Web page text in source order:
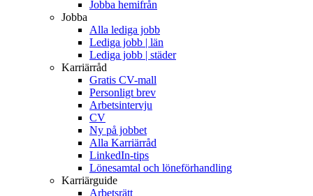
Jobba hemifrån
Jobba
Alla lediga jobb
Lediga jobb | län
Lediga jobb | städer
Karriärråd
Gratis CV-mall
Personligt brev
Arbetsintervju
CV
Ny på jobbet
Alla Karriärråd
LinkedIn-tips
Lönesamtal och löneförhandling
Karriärguide
Arbetsrätt